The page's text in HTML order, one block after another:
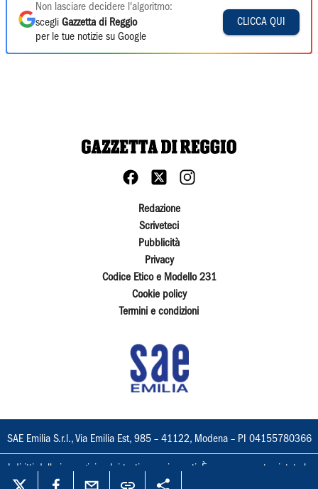
Non lasciare decidere l'algoritmo:
scegli Gazzetta di Reggio
per le tue notizie su Google
CLICCA QUI
Redazione
Scriveteci
Pubblicità
Privacy
Codice Etico e Modello 231
Cookie policy
Termini e condizioni
SAE Emilia S.r.l., Via Emilia Est, 985 – 41122, Modena – PI 04155780366
I diritti delle immagini e dei testi sono riservati. È espressamente vietata la
loro riproduzione con qualsiasi mezzo e l'adattamento totale o parziale.